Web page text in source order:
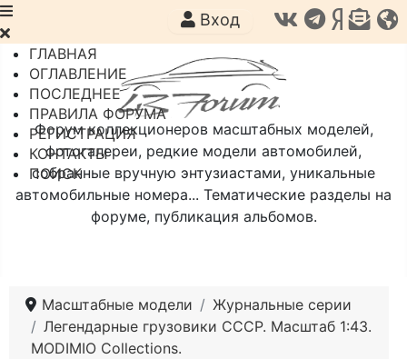
Форум коллекционеров масштабных моделей,
фотогалереи, редкие модели автомобилей,
собранные вручную энтузиастами, уникальные
автомобильные номера... Тематические разделы на
форуме, публикация альбомов.
Вход
ГЛАВНАЯ
ОГЛАВЛЕНИЕ
ПОСЛЕДНЕЕ
ПРАВИЛА ФОРУМА
РЕГИСТРАЦИЯ
КОНТАКТЫ
ПОИСК
Масштабные модели
Журнальные серии
Легендарные грузовики СССР. Масштаб 1:43.
MODIMIO Collections.